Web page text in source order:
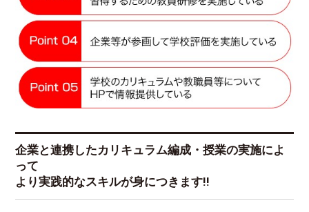
企業と連携したカリキュラム編成・授業の実施によ
って
より実践的なスキルが身につきます!!